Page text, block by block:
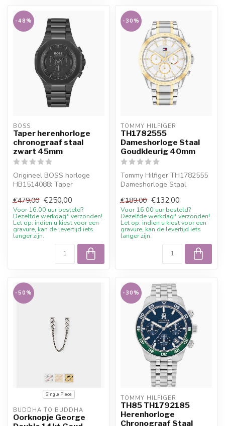
-48%
BOSS
Taper herenhorloge
chronograaf staal
zwart 45mm
Origineel BOSS horloge
HB1514088: Taper
staal zwart 45m...
€479,00 €250,00
Voor 16.00 uur besteld?
Dezelfde werkdag* verzonden!
Let op: indien u kiest voor een
gravure, kan de levertijd iets
langer zijn.
-30%
TOMMY HILFIGER
TH1782555
Dameshorloge Staal
Goudkleurig 40mm
Tommy Hilfiger TH1782555
Dameshorloge Staal
welkomstkortin...
€189,00 €132,00
Voor 16.00 uur besteld?
Dezelfde werkdag* verzonden!
Let op: indien u kiest voor een
gravure, kan de levertijd iets
langer zijn.
Single Piece
-50%
BUDDHA TO BUDDHA
Oorknopje George
-30%
TOMMY HILFIGER
TH85 TH1792185
Herenhorloge
Chronograaf Staal